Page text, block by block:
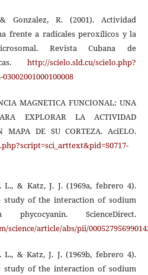
Gonzalez, R. (2001). Actividad
frente a radicales peroxílicos y la
Revista Cubana de
http://scielo.sld.cu/scielo.php?
MAGNETICA FUNCIONAL: UNA
EXPLORAR LA ACTIVIDAD
MAPA DE SU CORTEZA. AciELO.
L., & Katz, J. J. (1969a, febrero 4).
study of the interaction of sodium
ScienceDirect.
science/article/abs/pii/
L., & Katz, J. J. (1969b, febrero 4).
study of the interaction of sodium